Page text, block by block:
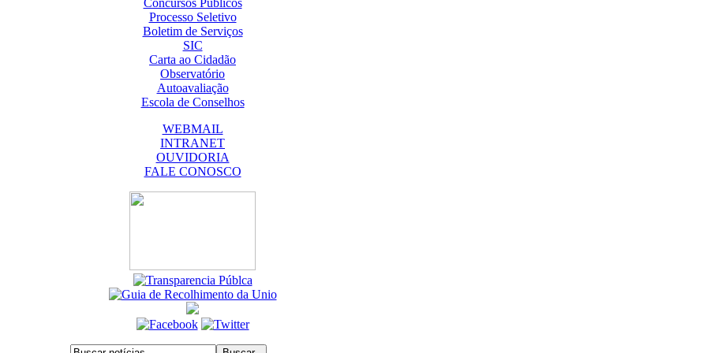
Concursos Públicos
Processo Seletivo
Boletim de Serviços
SIC
Carta ao Cidadão
Observatório
Autoavaliação
Escola de Conselhos
WEBMAIL
INTRANET
OUVIDORIA
FALE CONOSCO